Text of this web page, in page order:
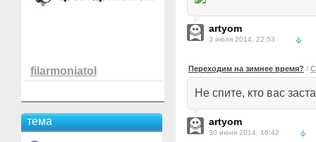
filarmoniatol
тема
artyom
3 июля 2014, 22:53
Переходим на зимнее время? /
Не спите, кто вас
artyom
30 июня 2014, 16:42